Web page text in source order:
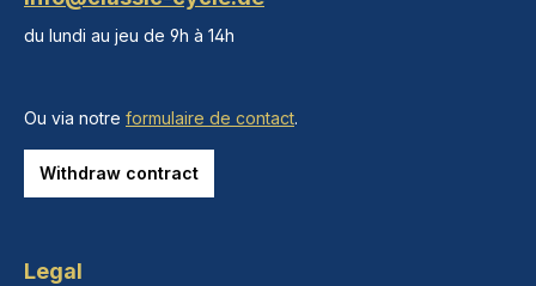
du lundi au jeu de 9h à 14h
Ou via notre formulaire de contact.
Withdraw contract
Legal